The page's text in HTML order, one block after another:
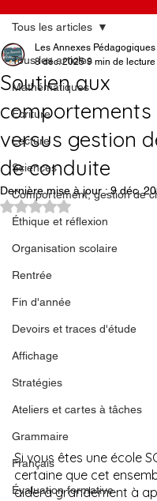
Tous les articles
Mathématiques
Écriture
Lecture
Sciences
Comportement, gestion de
Éthique et réflexion
Organisation scolaire
Rentrée
Fin d'année
Devoirs et traces d'étude
Affichage
Stratégies
Ateliers et cartes à tâches
Grammaire
Français
Évaluation formative
Tous les articles
Soutien aux
versus gestion
de conduite
Les Annexes Pédagogiques
8 déc. 2025 9 min de lecture
Dernière mise à jour :9 déc.
Noté NaN étoiles sur 5.
Si vous êtes une école
certaine que cet
aidera grandement à